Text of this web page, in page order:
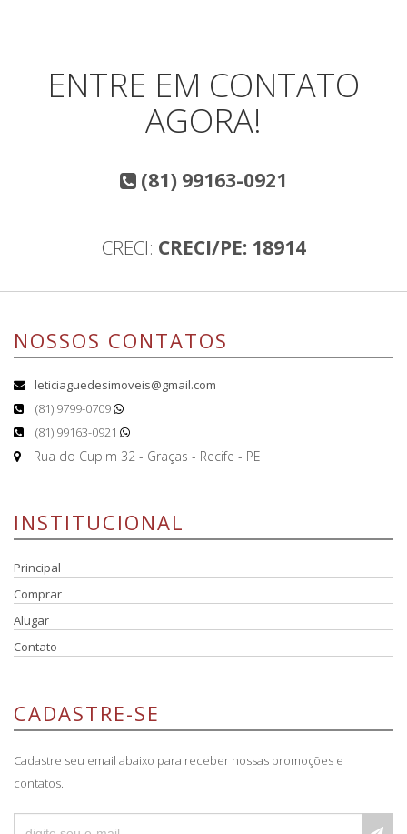
ENTRE EM CONTATO
AGORA!
(81) 99163-0921
CRECI: CRECI/PE: 18914
NOSSOS CONTATOS
leticiaguedesimoveis@gmail.com
(81) 9799-0709
(81) 99163-0921
Rua do Cupim 32 - Graças - Recife - PE
INSTITUCIONAL
Principal
Comprar
Alugar
Contato
CADASTRE-SE
Cadastre seu email abaixo para receber nossas promoções e
contatos.